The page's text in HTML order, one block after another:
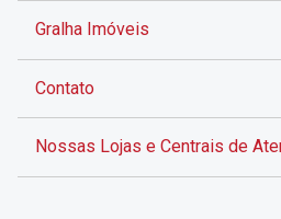
Gralha Imóveis
Contato
Nossas Lojas e Centrais de